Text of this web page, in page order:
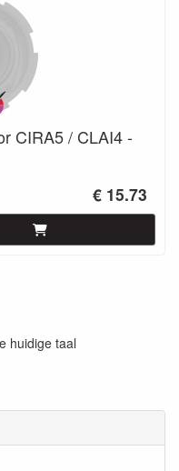
CIRA5 / CLAI4 -
€ 15.73
huidige taal